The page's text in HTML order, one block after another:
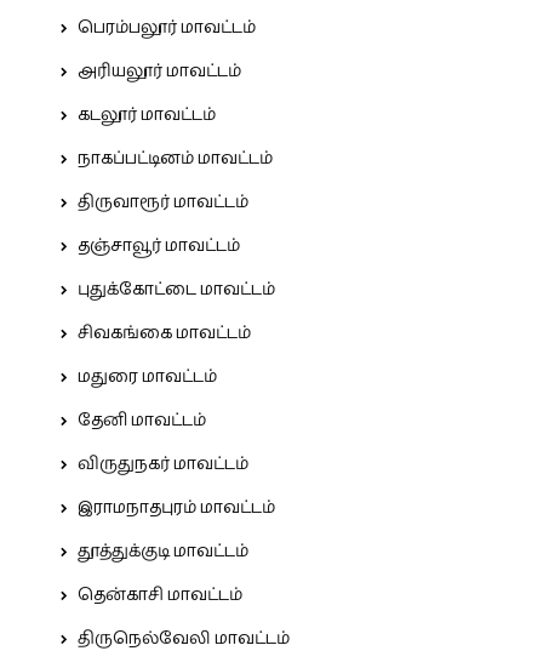
பெரம்பலூர் மாவட்டம்
அரியலூர் மாவட்டம்
கடலூர் மாவட்டம்
நாகப்பட்டினம் மாவட்டம்
திருவாரூர் மாவட்டம்
தஞ்சாவூர் மாவட்டம்
புதுக்கோட்டை மாவட்டம்
சிவகங்கை மாவட்டம்
மதுரை மாவட்டம்
தேனி மாவட்டம்
விருதுநகர் மாவட்டம்
இராமநாதபுரம் மாவட்டம்
தூத்துக்குடி மாவட்டம்
தென்காசி மாவட்டம்
திருநெல்வேலி மாவட்டம்